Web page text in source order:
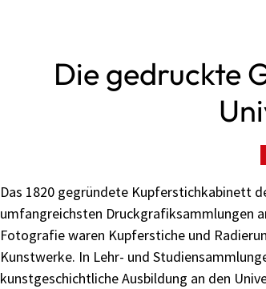
Die gedruckte
Das 1820 gegründete Kupferstichkabinett
umfangreichsten Druckgrafiksammlungen
Fotografie waren Kupferstiche und
Kunstwerke. In Lehr- und
kunstgeschichtliche Ausbildung an den